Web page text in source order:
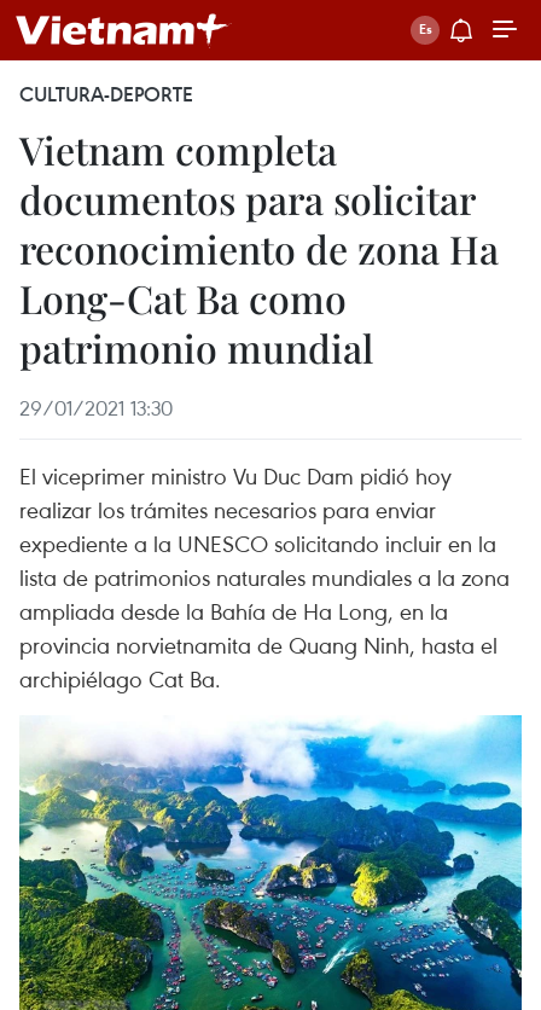
CULTURA-DEPORTE
Vietnam completa
documentos para solicitar
reconocimiento de zona Ha
Long-Cat Ba como
patrimonio mundial
29/01/2021 13:30
El viceprimer ministro Vu Duc Dam pidió hoy
realizar los trámites necesarios para enviar
expediente a la UNESCO solicitando incluir en la
lista de patrimonios naturales mundiales a la zona
ampliada desde la Bahía de Ha Long, en la
provincia norvietnamita de Quang Ninh, hasta el
archipiélago Cat Ba.